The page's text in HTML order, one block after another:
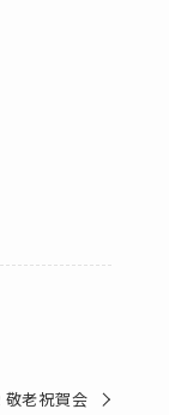
敬老祝賀会